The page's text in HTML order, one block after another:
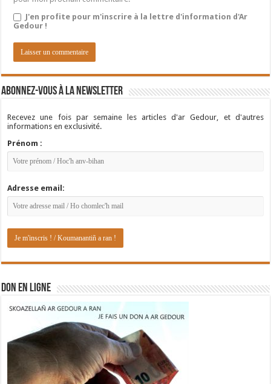
J'en profite pour m'inscrire à la lettre d'information d'Ar
Gedour !
Abonnez-vous à la newsletter
Recevez une fois par semaine les articles d'ar Gedour, et d'autres
informations en exclusivité.
Prénom :
Adresse email:
DON EN LIGNE